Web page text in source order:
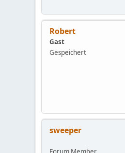
Robert
Gast
Gespeichert
sweeper